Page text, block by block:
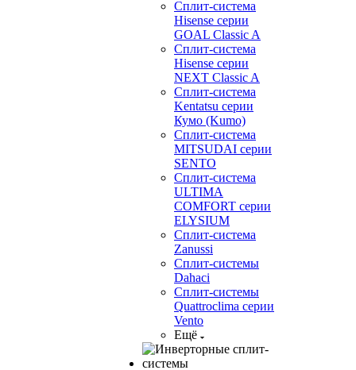
Сплит-система
Hisense серии
GOAL Classic A
Сплит-система
Hisense серии
NEXT Classic A
Сплит-система
Kentatsu серии
Кумо (Kumo)
Сплит-система
MITSUDAI серии
SENTO
Сплит-система
ULTIMA
COMFORT серии
ELYSIUM
Сплит-система
Zanussi
Сплит-системы
Dahaci
Сплит-системы
Quattroclima серии
Vento
Ещё